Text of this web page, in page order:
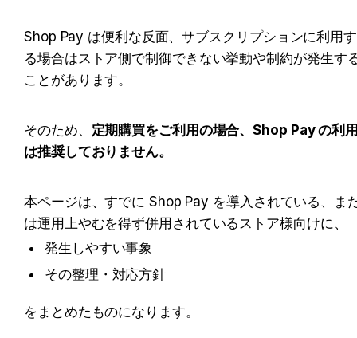
Shop Pay は便利な反面、サブスクリプションに利用す
る場合はストア側で制御できない挙動や制約が発生す
ことがあります。
そのため、 定期購買をご利用の場合、Shop Pay の利
は推奨しておりません。
本ページは、すでに Shop Pay を導入されている、ま
は運用上やむを得ず併用されているストア様向けに、
発生しやすい事象
その整理・対応方針
をまとめたものになります。